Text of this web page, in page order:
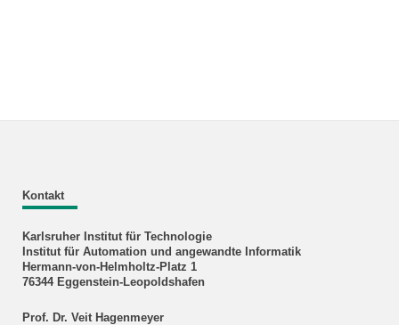
Kontakt
Karlsruher Institut für Technologie
Institut für Automation und angewandte Informatik
Hermann-von-Helmholtz-Platz 1
76344 Eggenstein-Leopoldshafen
Prof. Dr. Veit Hagenmeyer